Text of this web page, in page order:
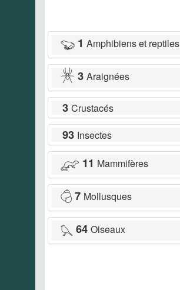
1 Amphibiens et reptiles
3 Araignées
3 Crustacés
93 Insectes
11 Mammifères
7 Mollusques
64 Oiseaux